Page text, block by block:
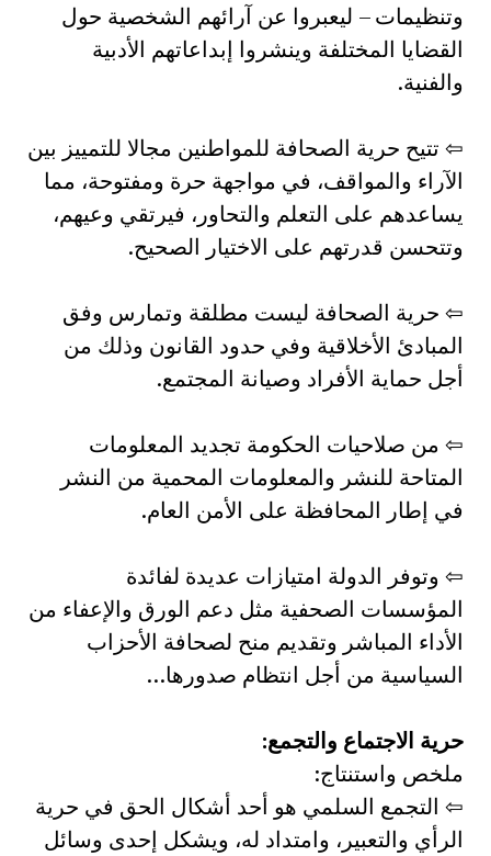
وتنظيمات – ليعبروا عن آرائهم الشخصية حول
القضايا المختلفة وينشروا إبداعاتهم الأدبية
والفنية.
⇦ تتيح حرية الصحافة للمواطنين مجالا للتمييز بين
الآراء والمواقف، في مواجهة حرة ومفتوحة، مما
يساعدهم على التعلم والتحاور، فيرتقي وعيهم،
وتتحسن قدرتهم على الاختيار الصحيح.
⇦ حرية الصحافة ليست مطلقة وتمارس وفق
المبادئ الأخلاقية وفي حدود القانون وذلك من
أجل حماية الأفراد وصيانة المجتمع.
⇦ من صلاحيات الحكومة تجديد المعلومات
المتاحة للنشر والمعلومات المحمية من النشر
في إطار المحافظة على الأمن العام.
⇦ وتوفر الدولة امتيازات عديدة لفائدة
المؤسسات الصحفية مثل دعم الورق والإعفاء من
الأداء المباشر وتقديم منح لصحافة الأحزاب
السياسية من أجل انتظام صدورها…
حرية الاجتماع والتجمع:
ملخص واستنتاج:
⇦ التجمع السلمي هو أحد أشكال الحق في حرية
الرأي والتعبير، وامتداد له، ويشكل إحدى وسائل